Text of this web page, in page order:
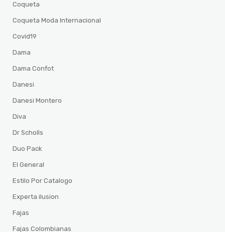
Coqueta
Coqueta Moda Internacional
Covid19
Dama
Dama Confot
Danesi
Danesi Montero
Diva
Dr Scholls
Duo Pack
El General
Estilo Por Catalogo
Experta ilusion
Fajas
Fajas Colombianas